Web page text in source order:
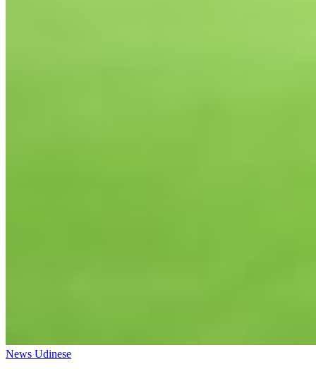
News Udinese